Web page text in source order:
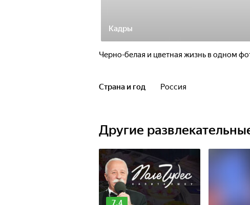
Кадры
Черно-белая и цветная жизнь в одном
Страна и год Россия
Другие
7.4